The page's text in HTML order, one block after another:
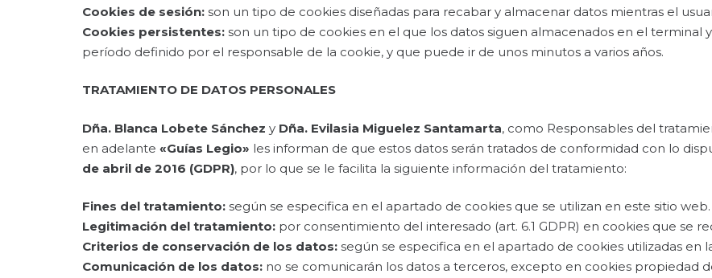
Cookies de sesión: son un tipo de cookies diseñadas para recabar y almacenar datos mientras el
Cookies persistentes: son un tipo de cookies en el que los datos siguen almacenados en el terminal
período definido por el responsable de la cookie, y que puede ir de unos minutos a varios años.
TRATAMIENTO DE DATOS PERSONALES
Dña. Blanca Lobete Sánchez y Dña. Evilasia Miguelez Santamarta, como Responsables del
en adelante «Guías Legio» les informan de que estos datos serán tratados de conformidad con lo
de abril de 2016 (GDPR), por lo que se le facilita la siguiente información del tratamiento:
Fines del tratamiento: según se especifica en el apartado de cookies que se utilizan en este sitio web.
Legitimación del tratamiento: por consentimiento del interesado (art. 6.1 GDPR) en cookies que se
Criterios de conservación de los datos: según se especifica en el apartado de cookies utilizadas en
Comunicación de los datos: no se comunicarán los datos a terceros, excepto en cookies propiedad